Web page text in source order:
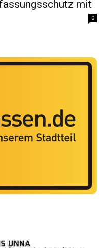
mit
0